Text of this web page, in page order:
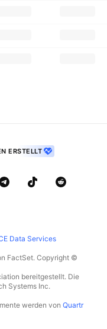
ERSTELLT
Data Services
FactSet. Copyright ©
bereitgestellt. Die
Systems Inc.
werden von Quartr